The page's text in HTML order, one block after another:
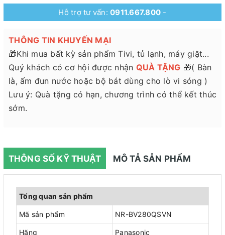
Hỗ trợ tư vấn:0911.667.800 -
THÔNG TIN KHUYẾN MẠI
🎁Khi mua bất kỳ sản phẩm Tivi, tủ lạnh, máy giặt...
Quý khách có cơ hội được nhận QUÀ TẶNG 🎁( Bàn
là, ấm đun nước hoặc bộ bát dùng cho lò vi sóng )
Lưu ý: Quà tặng có hạn, chương trình có thể kết thúc
sớm.
THÔNG SỐ KỸ THUẬT MÔ TẢ SẢN PHẨM
Tổng quan sản phẩm
Mã sản phẩm NR-BV280QSVN
Hãng Panasonic